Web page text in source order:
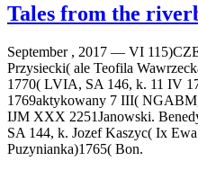
Tales from the
September , 2017 — VI
Przysiecki( ale Teofila
1770( LVIA, SA 146, k. 11 IV
1769aktykowany 7 III(
IJM XXX 2251Janowski.
SA 144, k. Jozef Kaszyc( Ix
Puzynianka)1765( Bon.